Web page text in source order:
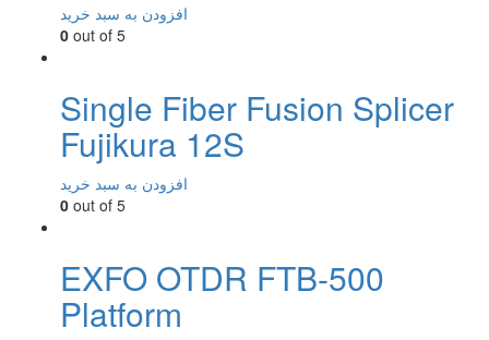
افزودن به سبد خرید
0 out of 5
Single Fiber Fusion Splicer
Fujikura 12S
افزودن به سبد خرید
0 out of 5
EXFO OTDR FTB-500
Platform